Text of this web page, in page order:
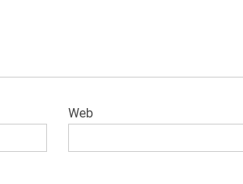
Web